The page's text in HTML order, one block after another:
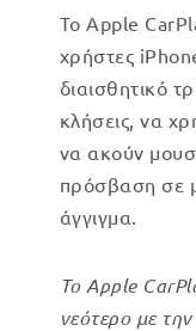
Το Apple
χρήστες
διαισθητικό
κλήσεις, να
να ακούν
πρόσβαση σε
άγγιγμα.
Το Apple
νεότερο με